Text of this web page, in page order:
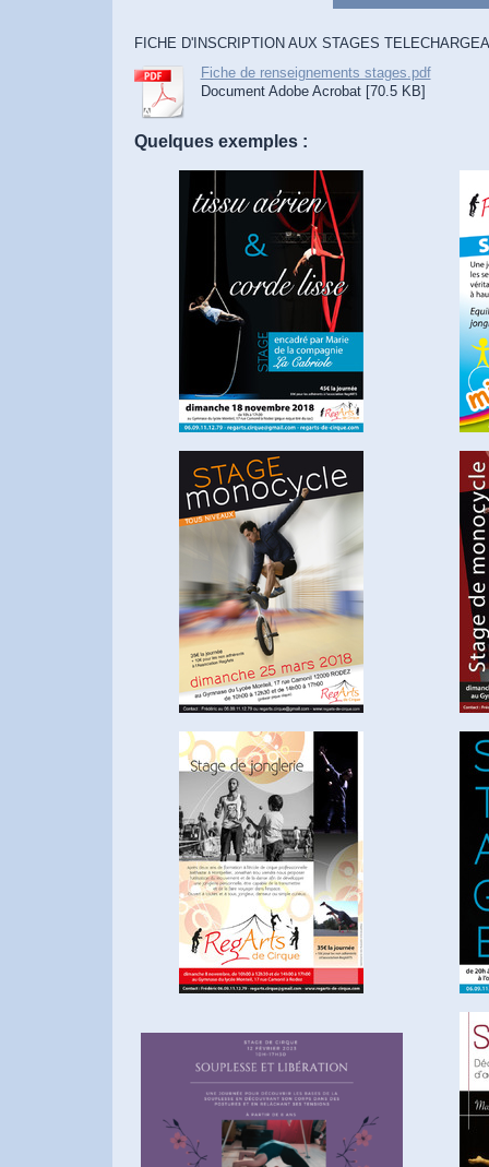
FICHE D'INSCRIPTION AUX STAGES
Fiche de renseignements stages.pdf
Document Adobe Acrobat [70.5 KB]
Quelques exemples :